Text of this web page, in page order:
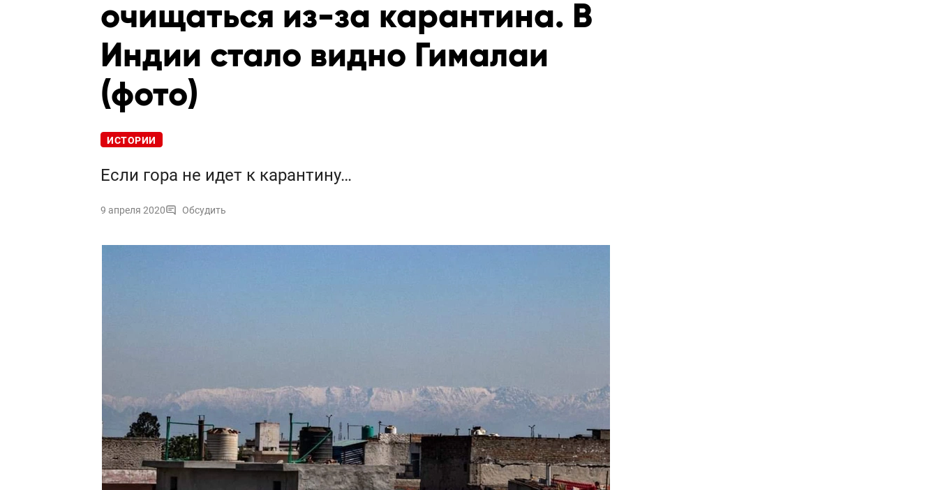
очищаться из-за карантина. В
Индии стало видно Гималаи
(фото)
ИСТОРИИ
Если гора не идет к карантину…
9 апреля 2020 Обсудить